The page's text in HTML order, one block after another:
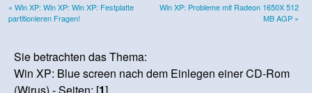
« Win XP: Win XP: Win XP: Festplatte
partitionieren Fragen!
Win XP: Probleme mit Radeon 1650X 512
MB AGP »
Sie betrachten das Thema:
Win XP: Blue screen nach dem Einlegen einer CD-Rom
(Wirus) - Seiten: [1]